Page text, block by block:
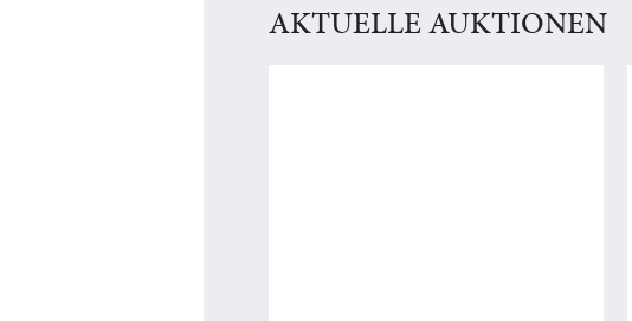
AKTUELLE AUKTIONEN